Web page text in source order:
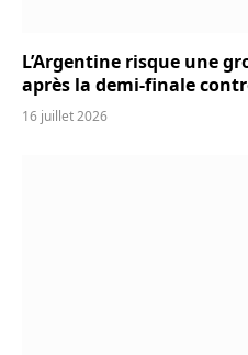
L’Argentine risque une
après la demi-finale
16 juillet 2026